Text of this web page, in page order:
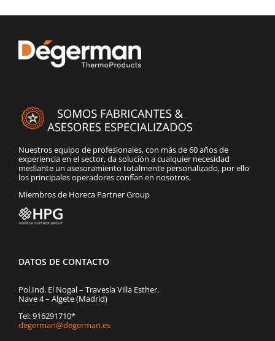
Nuestros equipo de profesionales, con más de 60 años de
experiencia en el sector, da solución a cualquier necesidad
mediante un asesoramiento totalmente personalizado, por ello
los principales operadores confían en nosotros.
Miembros de Horeca Partner Group
DATOS DE CONTACTO
Pol.Ind. El Nogal – Travesía Villa Esther,
Nave 4 – Algete (Madrid)
Tel: 916291710*
degerman@degerman.es